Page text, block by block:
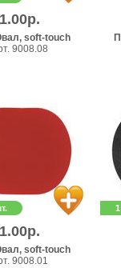
1.00р.
soft-touch
9008.08
1.00р.
soft-touch
9008.01